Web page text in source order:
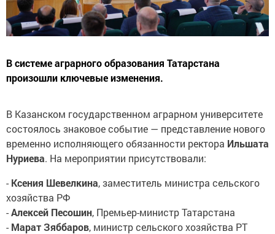
В системе аграрного образования Татарстана
произошли ключевые изменения.
В Казанском государственном аграрном университете
состоялось знаковое событие — представление нового
временно исполняющего обязанности ректора Ильшата
Нуриева. На мероприятии присутствовали:
- Ксения Шевелкина, заместитель министра сельского
хозяйства РФ
-Алексей Песошин, Премьер-министр Татарстана
- Марат Зяббаров, министр сельского хозяйства РТ